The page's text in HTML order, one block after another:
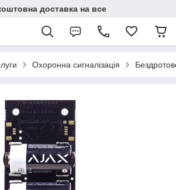
доставка на все
Охоронна сигналізація